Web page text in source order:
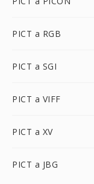
PICT a RGB
PICT a SGI
PICT a VIFF
PICT a XV
PICT a JBG